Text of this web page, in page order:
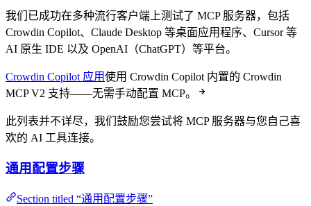
我们已成功在多种流行客户端上测试了 MCP 服务器，包括
Crowdin Copilot、Claude Desktop 等桌面应用程序、Cursor 等
AI 原生 IDE 以及 OpenAI（ChatGPT）等平台。
Crowdin Copilot 应用使用 Crowdin Copilot 内置的 Crowdin
MCP V2 支持——无需手动配置 MCP。
此列表并不详尽，我们鼓励您尝试将 MCP 服务器与您自己喜
欢的 AI 工具连接。
通用配置步骤
Section titled “通用配置步骤”